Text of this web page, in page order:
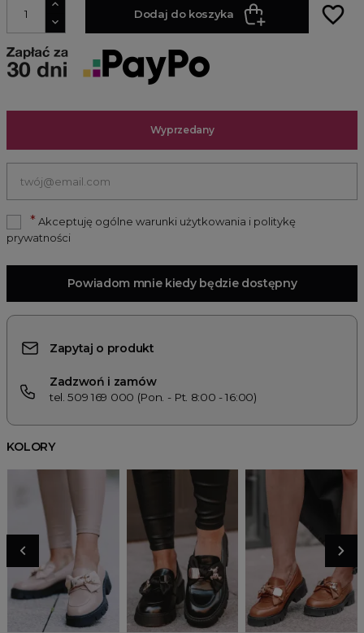
Dodaj do koszyka favorite_border
Wyprzedany
* Akceptuję ogólne warunki użytkowania i politykę
prywatności
Powiadom mnie kiedy będzie dostępny
Zapytaj o produkt
Zadzwoń i zamów
tel. 509 169 000 (Pon. - Pt. 8:00 - 16:00)
KOLORY